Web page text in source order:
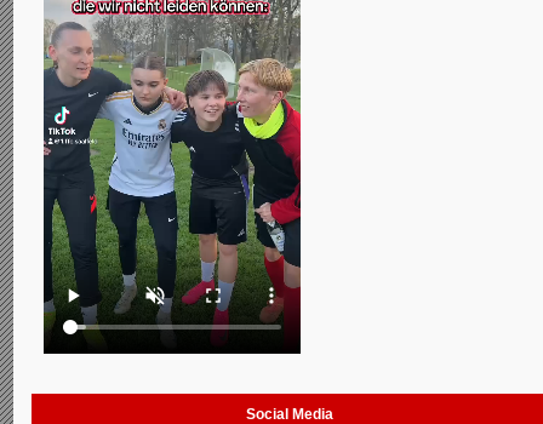
Social Media